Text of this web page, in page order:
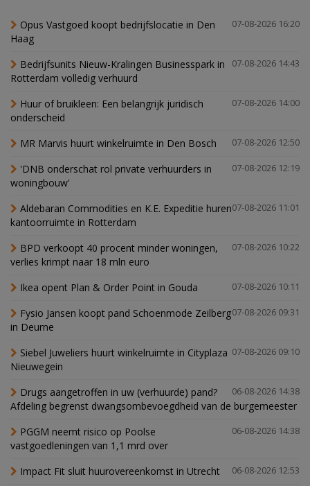
07-08-2026 16:20
Opus Vastgoed koopt bedrijfslocatie in Den
Haag
07-08-2026 14:43
Bedrijfsunits Nieuw-Kralingen Businesspark in
Rotterdam volledig verhuurd
07-08-2026 14:00
Huur of bruikleen: Een belangrijk juridisch
onderscheid
07-08-2026 12:50
MR Marvis huurt winkelruimte in Den Bosch
07-08-2026 12:19
'DNB onderschat rol private verhuurders in
woningbouw'
07-08-2026 11:01
Aldebaran Commodities en K.E. Expeditie huren
kantoorruimte in Rotterdam
07-08-2026 10:22
BPD verkoopt 40 procent minder woningen,
verlies krimpt naar 18 mln euro
07-08-2026 10:11
Ikea opent Plan & Order Point in Gouda
07-08-2026 09:31
Fysio Jansen koopt pand Schoenmode Zeilberg
in Deurne
07-08-2026 09:10
Siebel Juweliers huurt winkelruimte in Cityplaza
Nieuwegein
06-08-2026 14:38
Drugs aangetroffen in uw (verhuurde) pand?
Afdeling begrenst dwangsombevoegdheid van de burgemeester
06-08-2026 14:38
PGGM neemt risico op Poolse
vastgoedleningen van 1,1 mrd over
06-08-2026 12:53
Impact Fit sluit huurovereenkomst in Utrecht